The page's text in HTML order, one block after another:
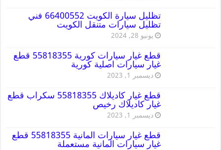
تظليل سيارة الكويت 66400552 فني
تظليل سيارات متنقل الكويت
يونيو 28, 2024
قطع غيار سيارات كورية 55818355 قطع
غيار سيارات اصلية كورية
ديسمبر 1, 2023
قطع غيار كاديلاك 55818355 سكراب قطع
غيار كاديلاك رخيص
ديسمبر 1, 2023
قطع غيار سيارات المانية 55818355 قطع
غيار سيارات المانية مستعملة